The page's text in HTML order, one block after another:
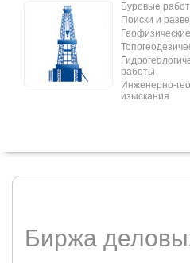
Буровые
Поиски и
работы
Инженерно-
изыскания
Биржа